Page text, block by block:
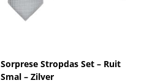
Sorprese Stropdas Set – Ruit
Smal – Zilver